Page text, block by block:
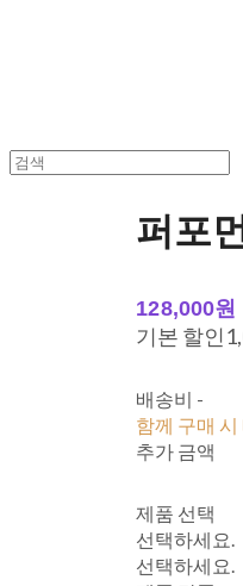
퍼포
128,000원
기본 할인
배송비 -
함께 구매
추가 금액
제품 선택
선택하세요.
선택하세요.